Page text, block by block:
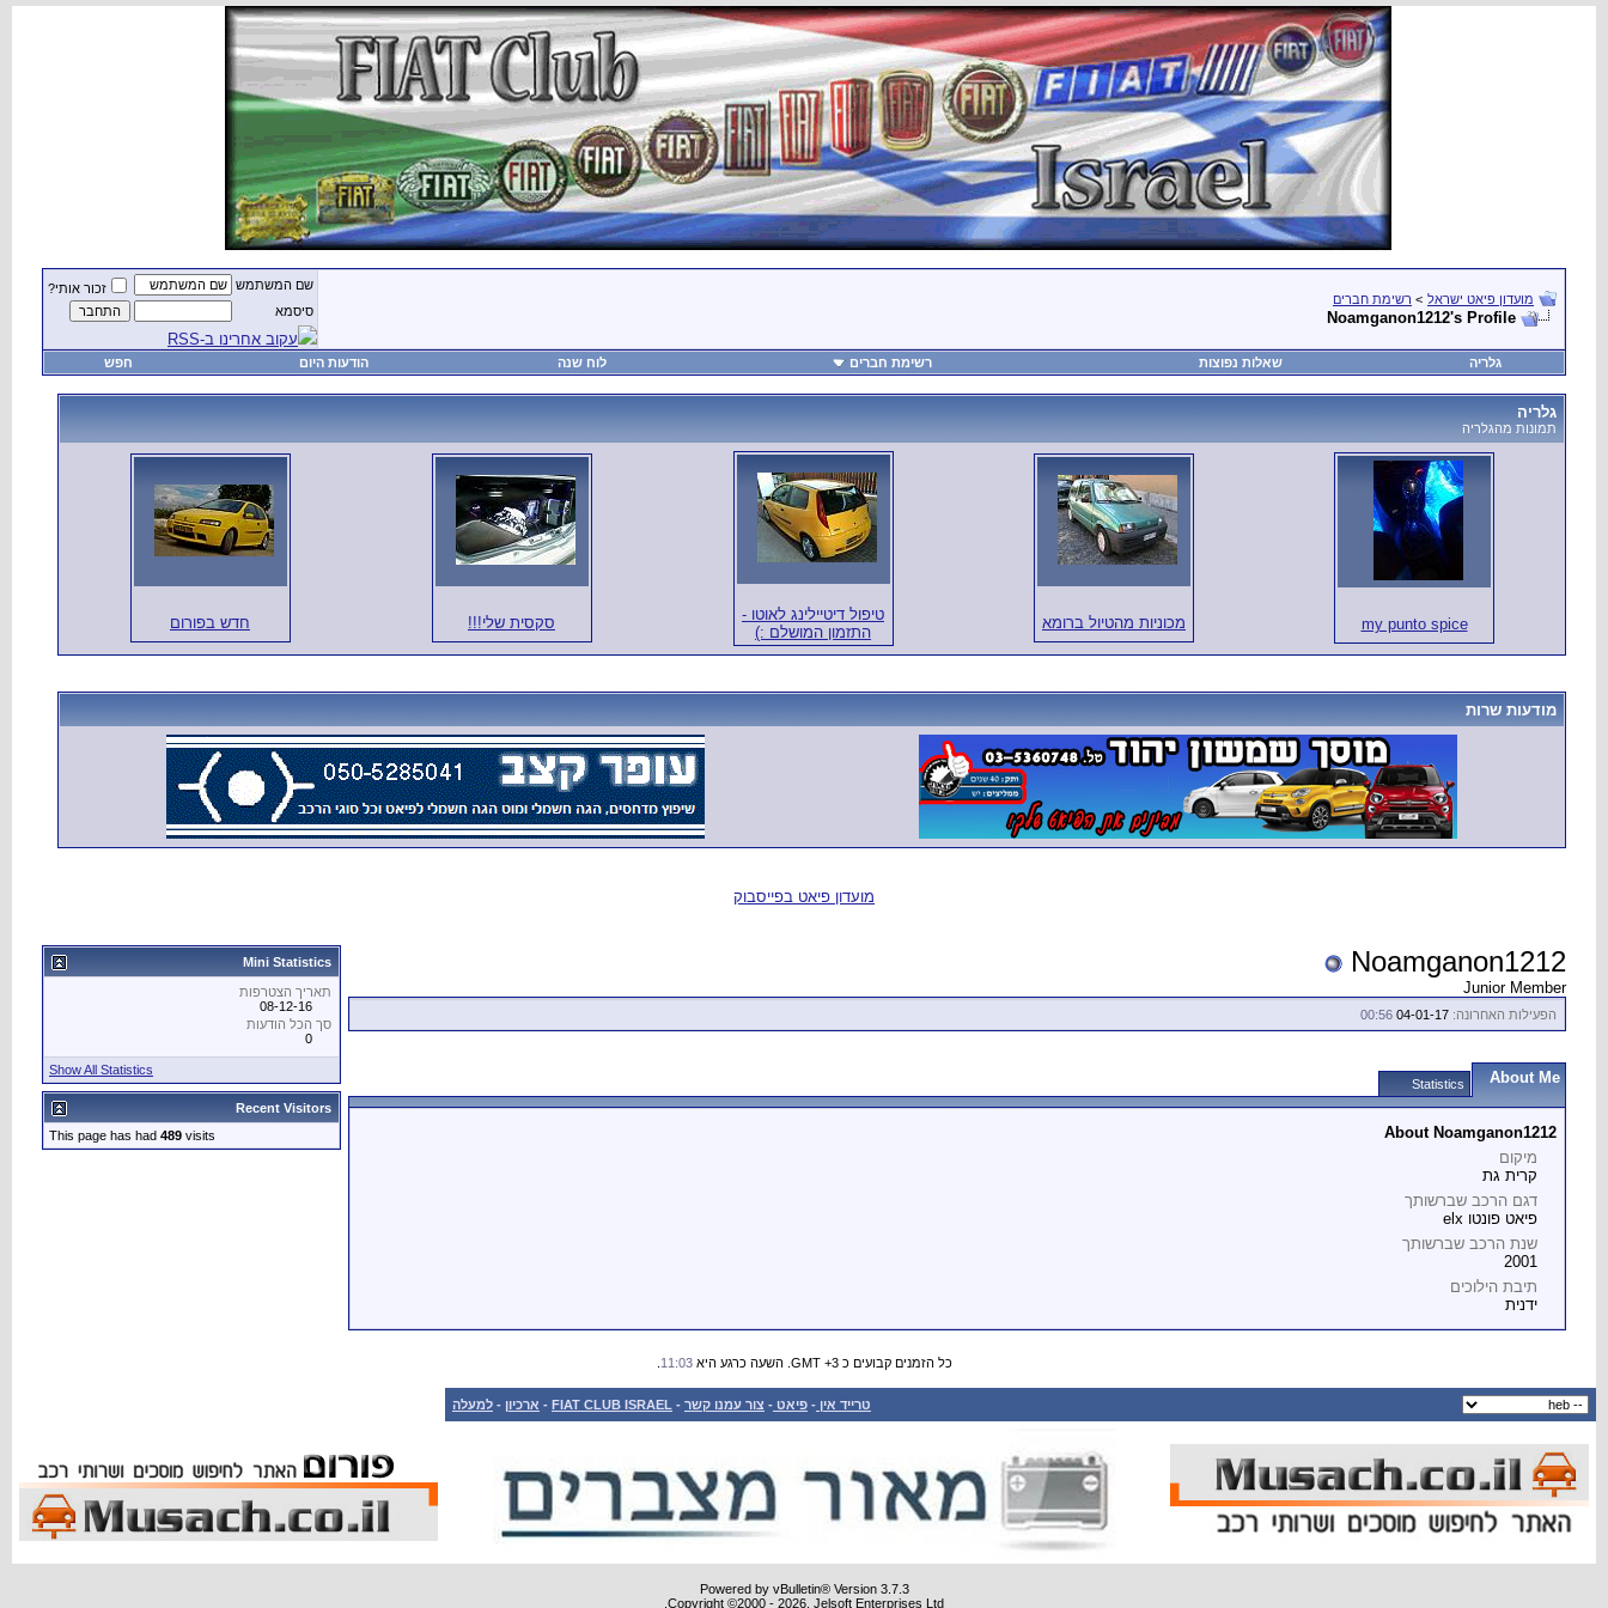
מועדון פיאט ישראל > רשימת חברים
Noamganon1212's Profile
שם המשתמש
זכור אותי?
סיסמא
עקוב אחרינו ב-RSS
גלריה שאלות נפוצות רשימת חברים לוח שנה הודעות היום חפש
גלריה
תמונות מהגלריה
my punto spice מכוניות מהטיול ברומא
טיפול דיטיילינג לאוטו -
התזמון המושלם :)
סקסית שלי!!! חדש בפורום
מודעות שרות
מועדון פיאט בפייסבוק
Noamganon1212
Junior Member
הפעילות האחרונה: 00:56
About Me
Statistics
About Noamganon1212
מיקום
קרית גת
דגם הרכב שברשותך
פיאט פונטו elx
שנת הרכב שברשותך
2001
תיבת הילוכים
ידנית
Mini Statistics
תאריך הצטרפות
08-12-16
סך הכל הודעות
0
Show All Statistics
Recent Visitors
This page has had 489 visits
כל הזמנים קבועים כ GMT +3. השעה כרגע היא 11:03
טרייד אין - פיאט - צור עמנו קשר -
FIAT CLUB ISRAEL
- ארכיון - למעלה
Powered by vBulletin® Version 3.7.3
Copyright ©2000 - 2026, Jelsoft Enterprises Ltd.